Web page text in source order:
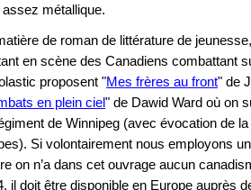
assez métallique.
de roman de littérature de
en scène des Canadiens combattant
proposent "Mes frères au front" de
en plein ciel" de Dawid Ward où on
de Winnipeg (avec évocation de
Si volontairement nous employons
on n’a dans cet ouvrage aucun
il doit être disponible en Europe auprès